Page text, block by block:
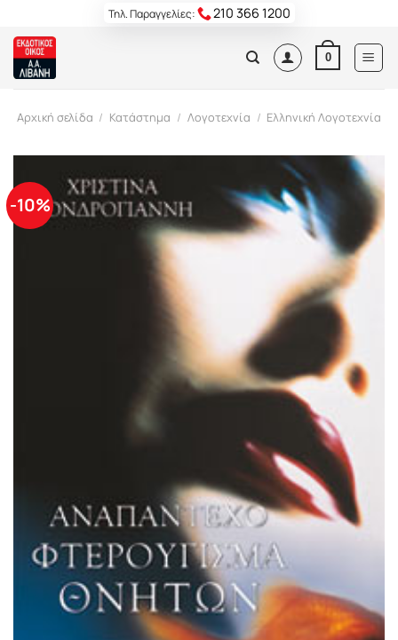
content
Τηλ. Παραγγελίες: 210 366 1200
0
Αρχική σελίδα / Κατάστημα / Λογοτεχνία / Ελληνική Λογοτεχνία
-10%